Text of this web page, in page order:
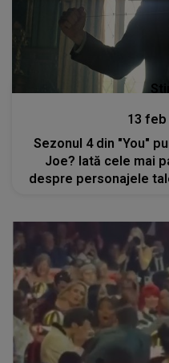
Stiri
13 feb
Sezonul 4 din "You"
Joe? Iată cele mai
despre personajele